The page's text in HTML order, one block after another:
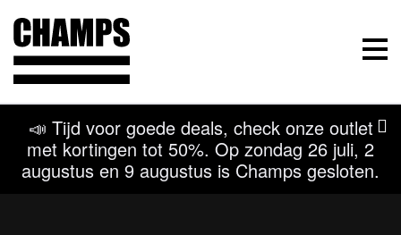
Champs Sport
Menu
📣 Tijd voor goede deals, check onze outlet
met kortingen tot 50%. Op zondag 26 juli, 2
augustus en 9 augustus is Champs gesloten.
INDIANA